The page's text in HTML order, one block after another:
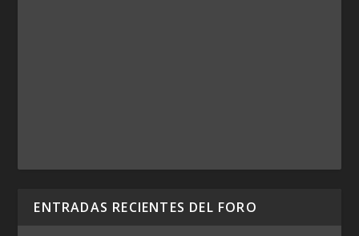
ENTRADAS RECIENTES DEL FORO